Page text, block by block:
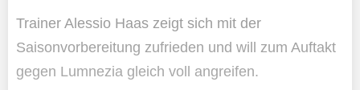
Trainer Alessio Haas zeigt sich mit der
Saisonvorbereitung zufrieden und will zum Auftakt
gegen Lumnezia gleich voll angreifen.